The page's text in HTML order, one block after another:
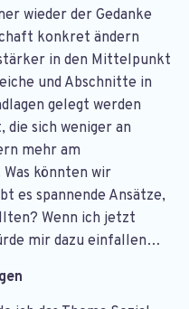
wieder der Gedanke
konkret ändern
in den Mittelpunkt
und Abschnitte in
gelegt werden
sich weniger an
mehr am
könnten wir
es spannende Ansätze,
Wenn ich jetzt
mir dazu einfallen…